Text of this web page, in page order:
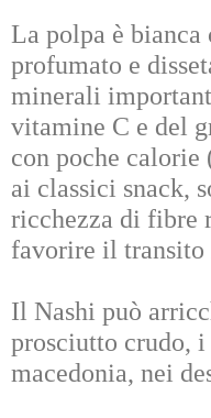
La polpa è bianca
profumato e
minerali
vitamine C e del
con poche
ai classici snack,
ricchezza di fibre
favorire il transito
Il Nashi può
prosciutto crudo,
macedonia, nei